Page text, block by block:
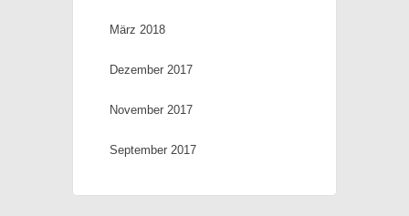
März 2018
Dezember 2017
November 2017
September 2017